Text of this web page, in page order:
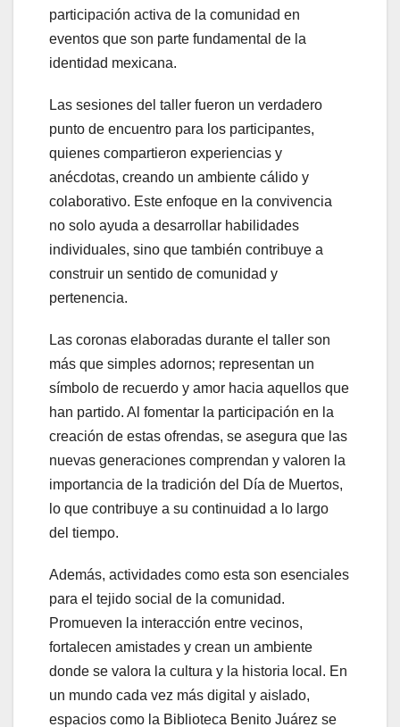
participación activa de la comunidad en
eventos que son parte fundamental de la
identidad mexicana.
Las sesiones del taller fueron un verdadero
punto de encuentro para los participantes,
quienes compartieron experiencias y
anécdotas, creando un ambiente cálido y
colaborativo. Este enfoque en la convivencia
no solo ayuda a desarrollar habilidades
individuales, sino que también contribuye a
construir un sentido de comunidad y
pertenencia.
Las coronas elaboradas durante el taller son
más que simples adornos; representan un
símbolo de recuerdo y amor hacia aquellos que
han partido. Al fomentar la participación en la
creación de estas ofrendas, se asegura que las
nuevas generaciones comprendan y valoren la
importancia de la tradición del Día de Muertos,
lo que contribuye a su continuidad a lo largo
del tiempo.
Además, actividades como esta son esenciales
para el tejido social de la comunidad.
Promueven la interacción entre vecinos,
fortalecen amistades y crean un ambiente
donde se valora la cultura y la historia local. En
un mundo cada vez más digital y aislado,
espacios como la Biblioteca Benito Juárez se